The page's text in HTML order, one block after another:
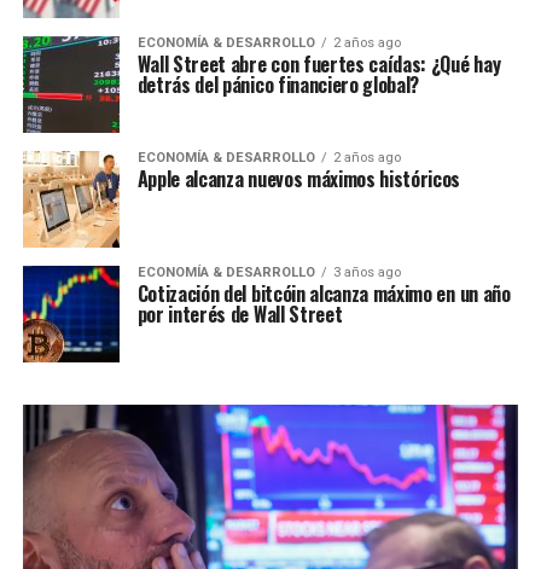
ECONOMÍA & DESARROLLO 2 años ago
Wall Street abre con fuertes caídas: ¿Qué hay
detrás del pánico financiero global?
ECONOMÍA & DESARROLLO 2 años ago
Apple alcanza nuevos máximos históricos
ECONOMÍA & DESARROLLO 3 años ago
Cotización del bitcóin alcanza máximo en un año
por interés de Wall Street